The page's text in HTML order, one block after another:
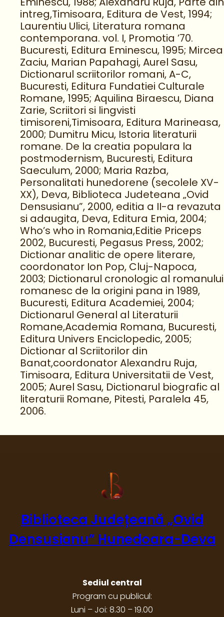
intreg,Timisoara, Editura de Vest, 1994;
Laurentiu Ulici, Literatura romana
contemporana. vol. I, Promotia ’70.
Bucuresti, Editura Eminescu, 1995; Mircea
Zaciu, Marian Papahagi, Aurel Sasu,
Dictionarul scriitorilor romani, A-C,
Bucuresti, Editura Fundatiei Culturale
Romane, 1995; Aquilina Biraescu, Diana
Zarie, Scriitori si lingvisti
timisoreni,Timisoara, Editura Marineasa,
2000; Dumitru Micu, Istoria literaturii
romane. De la creatia populara la
postmodernism, Bucuresti, Editura
Saeculum, 2000; Maria Razba,
Personalitati hunedorene (secolele XV-
XX), Deva, Biblioteca Judeteana „Ovid
Densusianu”, 2000, editia a II-a revazuta
si adaugita, Deva, Editura Emia, 2004;
Who’s who in Romania,Editie Priceps
2002, Bucuresti, Pegasus Press, 2002;
Dictionar analitic de opere literare,
coordonator Ion Pop, Cluj-Napoca,
2003; Dictionarul cronologic al romanului
romanesc de la origini pana in 1989,
Bucuresti, Editura Academiei, 2004;
Dictionarul General al Literaturii
Romane,Academia Romana, Bucuresti,
Editura Univers Enciclopedic, 2005;
Dictionar al Scriitorilor din
Banat,coordonator Alexandru Ruja,
Timisoara, Editura Universitatii de Vest,
2005; Aurel Sasu, Dictionarul biografic al
literaturii Romane, Pitesti, Paralela 45,
2006.
Biblioteca Județeană „Ovid
Densusianu” Hunedoara-Deva
Sediul central
Program cu publicul:
Luni – Joi: 8.30 – 19.00